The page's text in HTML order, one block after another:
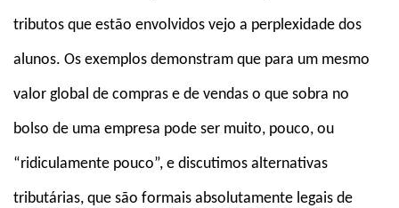
tributos que estão envolvidos vejo a perplexidade dos
alunos. Os exemplos demonstram que para um mesmo
valor global de compras e de vendas o que sobra no
bolso de uma empresa pode ser muito, pouco, ou
“ridiculamente pouco”, e discutimos alternativas
tributárias, que são formais absolutamente legais de